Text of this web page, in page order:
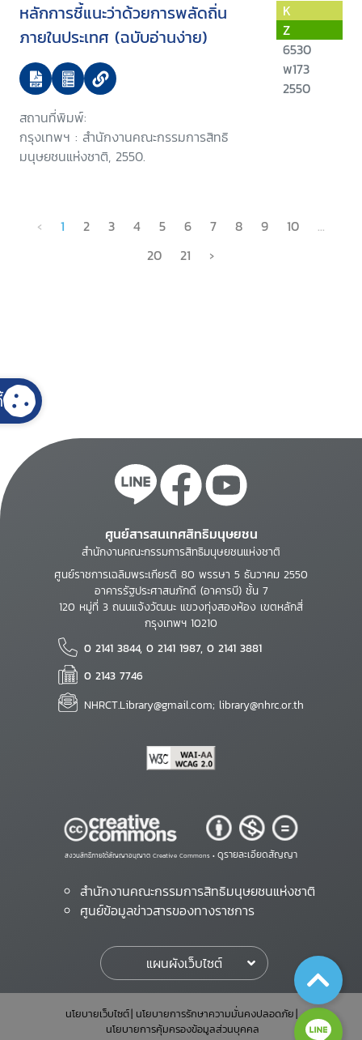
หลักการชี้แนะว่าด้วยการพลัดถิ่น
ภายในประเทศ (ฉบับอ่านง่าย)
สถานที่พิมพ์:
กรุงเทพฯ : สำนักงานคณะกรรมการสิทธิ
มนุษยชนแห่งชาติ, 2550.
K
Z
6530
พ173
2550
‹ 1 2 3 4 5 6 7 8 9 10
...
20
21 ›
ศูนย์สารสนเทศสิทธิมนุษยชน
สำนักงานคณะกรรมการสิทธิมนุษยชนแห่งชาติ
ศูนย์ราชการเฉลิมพระเกียรติ 80 พรรษา 5 ธันวาคม 2550
อาคารรัฐประศาสนภักดี (อาคารบี) ชั้น 7
120 หมู่ที่ 3 ถนนแจ้งวัฒนะ แขวงทุ่งสองห้อง เขตหลักสี่
กรุงเทพฯ 10210
0 2141 3844, 0 2141 1987, 0 2141 3881
0 2143 7746
NHRCT.Library@gmail.com; library@nhrc.or.th
สงวนสิทธิ์ภายใต้สัญญาอนุญาต Creative Commons • ดูรายละเอียดสัญญา
สำนักงานคณะกรรมการสิทธิมนุษยชนแห่งชาติ
ศูนย์ข้อมูลข่าวสารของทางราชการ
แผนผังเว็บไซต์
นโยบายเว็บไซต์ นโยบายการรักษาความมั่นคงปลอดภัย
นโยบายการคุ้มครองข้อมูลส่วนบุคคล